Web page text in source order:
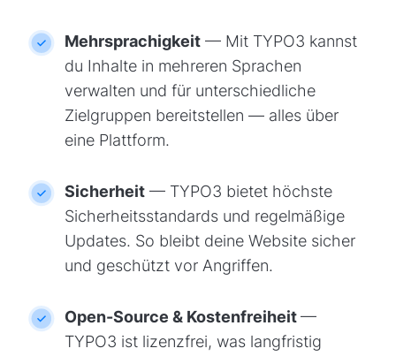
Mehrsprachigkeit— Mit TYPO3 kannst
du Inhalte in mehreren Sprachen
verwalten und für unterschiedliche
Zielgruppen bereitstellen — alles über
eine Plattform.
Sicherheit— TYPO3 bietet höchste
Sicherheitsstandards und regelmäßige
Updates. So bleibt deine Website sicher
und geschützt vor Angriffen.
Open-Source & Kostenfreiheit—
TYPO3 ist lizenzfrei, was langfristig